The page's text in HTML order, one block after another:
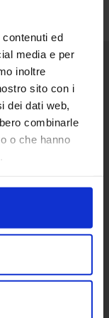
ed
media e per
inoltre
sito con i
dei dati web,
combinarle
o che hanno